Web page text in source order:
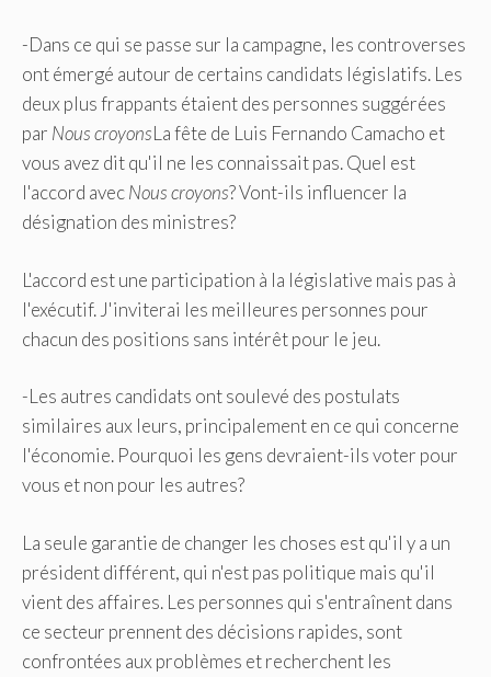
-Dans ce qui se passe sur la campagne, les controverses
ont émergé autour de certains candidats législatifs. Les
deux plus frappants étaient des personnes suggérées
par Nous croyonsLa fête de Luis Fernando Camacho et
vous avez dit qu'il ne les connaissait pas. Quel est
l'accord avecNous croyons? Vont-ils influencer la
désignation des ministres?
L'accord est une participation à la législative mais pas à
l'exécutif. J'inviterai les meilleures personnes pour
chacun des positions sans intérêt pour le jeu.
-Les autres candidats ont soulevé des postulats
similaires aux leurs, principalement en ce qui concerne
l'économie. Pourquoi les gens devraient-ils voter pour
vous et non pour les autres?
La seule garantie de changer les choses est qu'il y a un
président différent, qui n'est pas politique mais qu'il
vient des affaires. Les personnes qui s'entraînent dans
ce secteur prennent des décisions rapides, sont
confrontées aux problèmes et recherchent les